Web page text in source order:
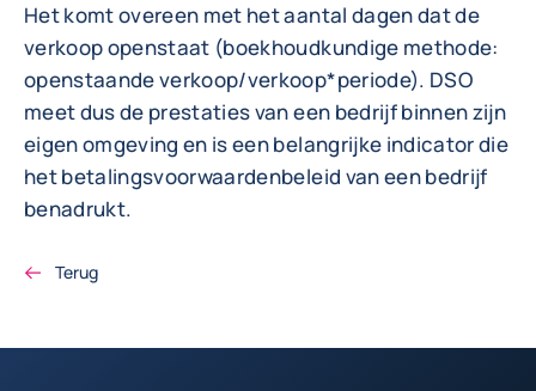
Het komt overeen met het aantal dagen dat de
verkoop openstaat (boekhoudkundige methode:
openstaande verkoop/verkoop*periode). DSO
meet dus de prestaties van een bedrijf binnen zijn
eigen omgeving en is een belangrijke indicator die
het betalingsvoorwaardenbeleid van een bedrijf
benadrukt.
Terug